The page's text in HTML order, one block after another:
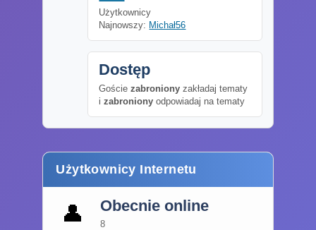
Użytkownicy
Najnowszy: Michał56
Dostęp
Gościezabroniony zakładaj tematy
izabroniony odpowiadaj na tematy
Użytkownicy Internetu
👤 Obecnie online
8